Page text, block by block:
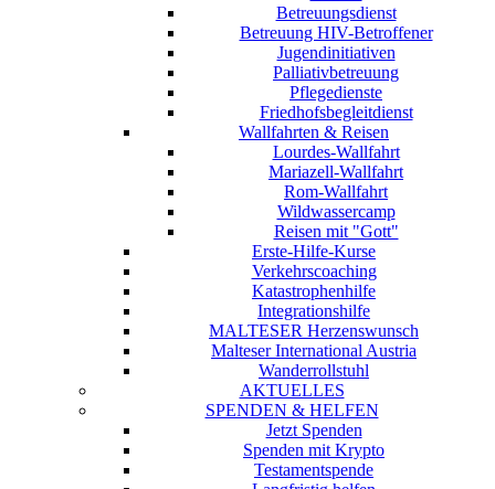
Betreuungsdienst
Betreuung HIV-Betroffener
Jugendinitiativen
Palliativbetreuung
Pflegedienste
Friedhofsbegleitdienst
Wallfahrten & Reisen
Lourdes-Wallfahrt
Mariazell-Wallfahrt
Rom-Wallfahrt
Wildwassercamp
Reisen mit "Gott"
Erste-Hilfe-Kurse
Verkehrscoaching
Katastrophenhilfe
Integrationshilfe
MALTESER Herzenswunsch
Malteser International Austria
Wanderrollstuhl
AKTUELLES
SPENDEN & HELFEN
Jetzt Spenden
Spenden mit Krypto
Testamentspende